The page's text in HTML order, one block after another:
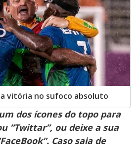
vitória no sufoco absoluto
dos ícones do topo para
“Twittar”, ou deixe a sua
Caso saia de